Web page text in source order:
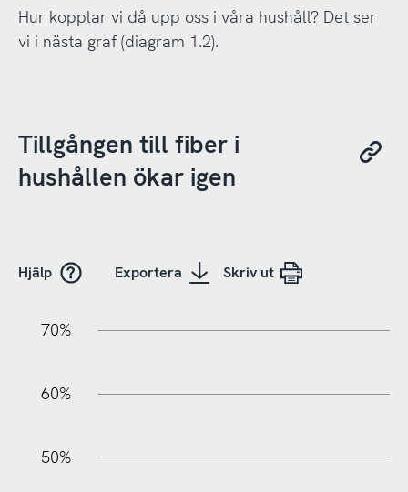
Hur kopplar vi då upp oss i våra hushåll? Det ser
vi i nästa graf (diagram 1.2).
Tillgången till fiber i
hushållen ökar igen
Hjälp Exportera Skriv ut
70%
60%
50%